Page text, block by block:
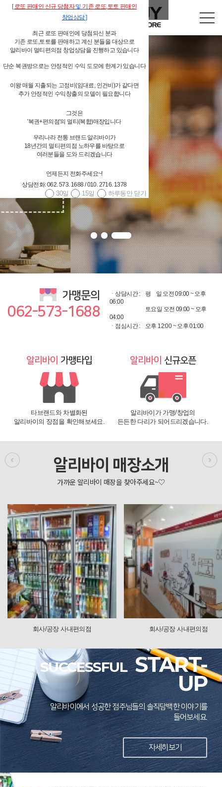
독립형 개인 편의점
알리바이 물류시스템 지원
가맹문의
062-573-1688
ㆍ상담시간 : 평
일 오전 09:00 ~ 오후
06:00
토요일 오전 09:00 ~ 오후
04:00
ㆍ점심시간 :
오후 12:00 ~ 오후 01:00
알리바이 가맹타입
타브랜드와 차별화된
알리바이의 장점을 확인해보세요.
알리바이 신규오픈
알리바이가 가맹/창업의
든든한 다리가 되어드리겠습니다.
알리바이 매장소개
회사/공장 사내편의점 회사/공장 사내
SUCCESSFUL START-
UP
알리바이에서 성공한 점주님들의 솔직담백한 이야기를
들어보세요.
자세히보기
[로또 판매인 신규 당첨자및 기존 로또,토토 판매인
창업상담]
최근 로또 판매인에 당첨되신 분과
기존 로또,토토를 판매하고 계신 분들을 대상으로
알리바이 멀티편의점 창업상담을 진행하고 있습니다
단순 복권방으로는 안정적인 수익 도모에 한계가 있습니다
이왕 매월 지출되는 고정비(임대료, 인건비)가 같다면
추가 안정적인 수익창출의 모델이 필요합니다
그것은
'복권+편의점'의 멀티(복합)매장입니다
우리나라 전통 브랜드 알리바이가
18년간의 멀티편의점 노하우를 바탕으로
여러분들을 도와 드리겠습니다
언제든지 전화주세요~!
상담전화: 062. 573. 1688 / 010. 2716. 1378
하루동안 닫기
15일
30일